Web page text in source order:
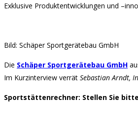
Exklusive Produktentwicklungen und
Bild: Schäper Sportgerätebau GmbH
Die Schäper Sportgerätebau GmbH
Im Kurzinterview verrät Sebastian Arndt,
Sportstättenrechner: Stellen Sie